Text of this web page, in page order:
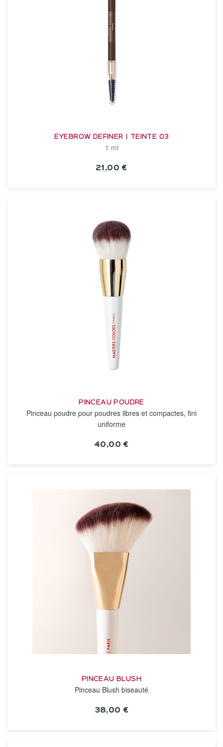
EYEBROW DEFINER | TEINTE 03
1 ml
21,00 €
PINCEAU POUDRE
Pinceau poudre pour poudres libres et compactes, fini
uniforme
40,00 €
PINCEAU BLUSH
Pinceau Blush biseauté
38,00 €